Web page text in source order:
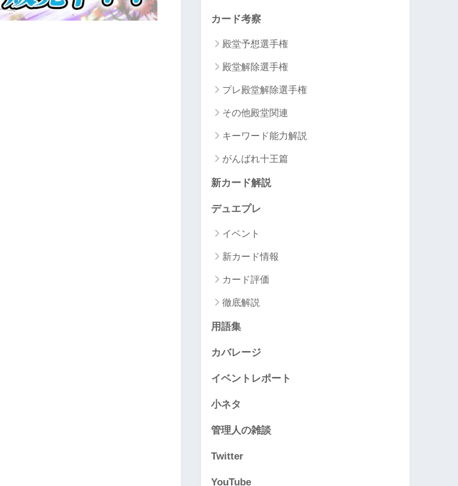
カード考察
殿堂予想選手権
殿堂解除選手権
プレ殿堂解除選手権
その他殿堂関連
キーワード能力解説
がんばれ十王篇
新カード解説
デュエプレ
イベント
新カード情報
カード評価
徹底解説
用語集
カバレージ
イベントレポート
小ネタ
管理人の雑談
Twitter
YouTube